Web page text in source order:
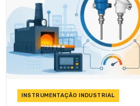
INSTRUMENTAÇÃO INDUSTRIAL